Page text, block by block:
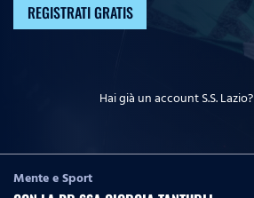
REGISTRATI GRATIS
Hai già un account S.S. Lazio?
Mente e Sport